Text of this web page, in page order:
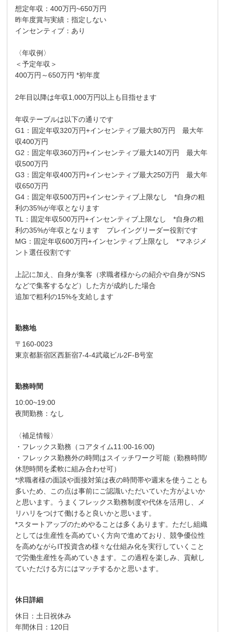
想定年収：400万円~650万円
昨年度賞与実績：指定しない
インセンティブ：あり
〈年収例〉
＜予定年収＞
400万円～650万円 *初年度
2年目以降は年収1,000万円以上も目指せます
年収テーブルは以下の通りです
G1：固定年収320万円+インセンティブ最大80万円 最大年
収400万円
G2：固定年収360万円+インセンティブ最大140万円 最大年
収500万円
G3：固定年収400万円+インセンティブ最大250万円 最大年
収650万円
G4：固定年収500万円+インセンティブ上限なし *自身の粗
利の35%が年収となります
TL：固定年収500万円+インセンティブ上限なし *自身の粗
利の35%が年収となります プレイングリーダー役割です
MG：固定年収600万円+インセンティブ上限なし *マネジメ
ント選任役割です
上記に加え、自身が集客（求職者様からの紹介や自身がSNS
などで集客するなど）した方が成約した場合
追加で粗利の15%を支給します
勤務地
〒160-0023
東京都新宿区西新宿7-4-4武蔵ビル2F-B号室
勤務時間
10:00~19:00
夜間勤務：なし
〈補足情報〉
・フレックス勤務（コアタイム11:00-16:00)
・フレックス勤務外の時間はスイッチワーク可能（勤務時間/
休憩時間を柔軟に組み合わせ可）
*求職者様の面談や面接対策は夜の時間帯や週末を使うことも
多いため、この点は事前にご認識いただいていた方がよいか
と思います。うまくフレックス勤務制度や代休を活用し、メ
リハリをつけて働けると良いかと思います。
*スタートアップのためやることは多くあります。ただし組織
としては生産性を高めていく方向で進めており、競争優位性
を高めながらIT投資含め様々な仕組み化を実行していくこと
で労働生産性を高めていきます。この過程を楽しみ、貢献し
ていただける方にはマッチするかと思います。
休日詳細
休日：土日祝休み
年間休日：120日